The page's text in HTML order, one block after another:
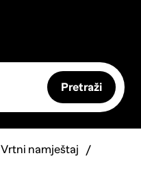
Pretraži
Vrtni namještaj